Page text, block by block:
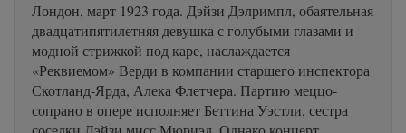
Лондон, март 1923 года. Дэйзи Дэлримпл, обаятельная
двадцатипятилетняя девушка с голубыми глазами и
модной стрижкой под каре, наслаждается
«Реквиемом» Верди в компании старшего инспектора
Скотланд-Ярда, Алека Флетчера. Партию меццо-
сопрано в опере исполняет Беттина Уэстли, сестра